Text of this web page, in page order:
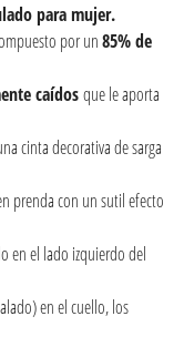
para mujer.
por un85% de
caídosque le aporta
cinta decorativa de sarga
prenda con un sutil efecto
en el lado izquierdo del
en el cuello, los